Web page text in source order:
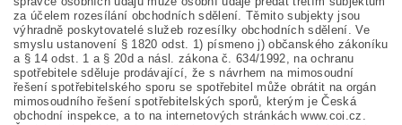
za účelem rozesílání obchodních sdělení. Těmito subjekty jsou
výhradně poskytovatelé služeb rozesílky obchodních sdělení. Ve
smyslu ustanovení § 1820 odst. 1) písmeno j) občanského zákoníku
a § 14 odst. 1 a § 20d a násl. zákona č. 634/1992, na ochranu
spotřebitele sděluje prodávající, že s návrhem na mimosoudní
řešení spotřebitelského sporu se spotřebitel může obrátit na orgán
mimosoudního řešení spotřebitelských sporů, kterým je Česká
obchodní inspekce, a to na internetových stránkách www.coi.cz.